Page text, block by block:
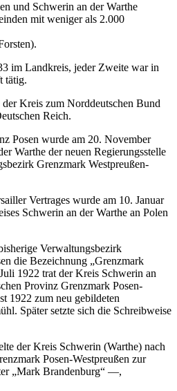
und Schwerin an der Warthe
mit weniger als 2.000
im Landkreis, jeder Zweite war in
tätig.
Kreis zum Norddeutschen Bund
Reich.
Posen wurde am 20. November
Warthe der neuen Regierungsstelle
Grenzmark Westpreußen-
Vertrages wurde am 10. Januar
Schwerin an der Warthe an Polen
Verwaltungsbezirk
die Bezeichnung
Grenzmark
1922 trat der Kreis Schwerin an
Provinz Grenzmark Posen-
1922 zum neu gebildeten
Später setzte sich die Schreibweise
der Kreis Schwerin (Warthe) nach
Posen-Westpreußen zur
Mark Brandenburg
—,